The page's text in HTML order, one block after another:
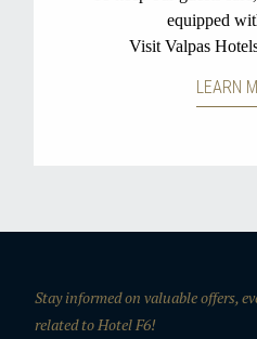
Stay informed on valuable offers,
related to Hotel F6!